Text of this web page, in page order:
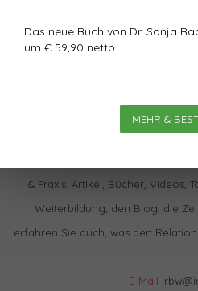
Das neue Buch von Dr. Sonja
um € 59,90 netto
MEHR &
& Praxis: Artikel, Bücher, Videos,
Weiterbildung, den Blog, die
erfahren Sie auch, was den
E-Mail